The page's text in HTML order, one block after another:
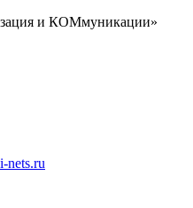
и КОМмуникации»
nets.ru